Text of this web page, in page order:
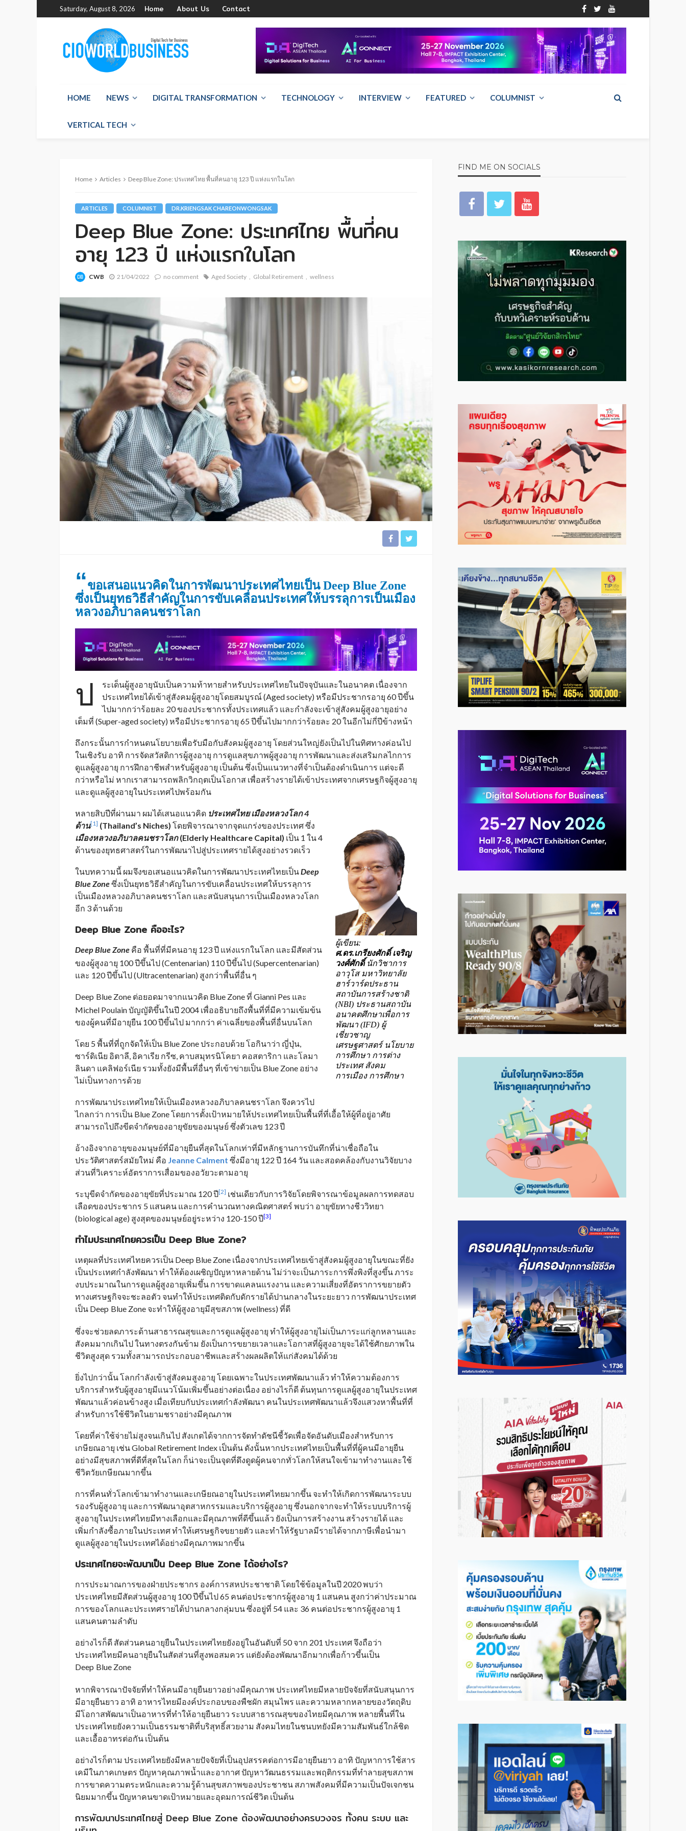
Saturday, August 8, 2026 Home About Us Contact
HOME NEWS DIGITAL TRANSFORMATION TECHNOLOGY INTERVIEW FEATURED COLUMNIST
VERTICAL TECH
Home Articles Deep Blue Zone: ประเทศไทย พื้นที่คนอายุ 123 ปี แห่งแรกในโลก
ARTICLES COLUMNIST DR.KRIENGSAK CHAREONWONGSAK
Deep Blue Zone: ประเทศไทย พื้นที่คน
อายุ 123 ปี แห่งแรกในโลก
CWB 21/04/2022 no comment Aged Society Global Retirement wellness
“ขอเสนอแนวคิดในการพัฒนาประเทศไทยเป็น Deep Blue Zone
ซึ่งเป็นยุทธวิธีสำคัญในการขับเคลื่อนประเทศให้บรรลุการเป็นเมือง
หลวงอภิบาลคนชราโลก
ป
ระเด็นผู้สูงอายุนับเป็นความท้าทายสำหรับประเทศไทยในปัจจุบันและในอนาคต เนื่องจาก
ประเทศไทยได้เข้าสู่สังคมผู้สูงอายุโดยสมบูรณ์ (Aged society) หรือมีประชากรอายุ 60 ปีขึ้น
ไปมากกว่าร้อยละ 20 ของประชากรทั้งประเทศแล้ว และกำลังจะเข้าสู่สังคมผู้สูงอายุอย่าง
เต็มที่ (Super-aged society) หรือมีประชากรอายุ 65 ปีขึ้นไปมากกว่าร้อยละ 20 ในอีกไม่กี่ปีข้างหน้า
ถึงกระนั้นการกำหนดนโยบายเพื่อรับมือกับสังคมผู้สูงอายุ โดยส่วนใหญ่ยังเป็นไปในทิศทางค่อนไป
ในเชิงรับ อาทิ การจัดสวัสดิการผู้สูงอายุ การดูแลสุขภาพผู้สูงอายุ การพัฒนาและส่งเสริมกลไกการ
ดูแลผู้สูงอายุ การฝึกอาชีพสำหรับผู้สูงอายุ เป็นต้น ซึ่งเป็นแนวทางที่จำเป็นต้องดำเนินการ แต่จะดี
กว่าหรือไม่ หากเราสามารถพลิกวิกฤตเป็นโอกาส เพื่อสร้างรายได้เข้าประเทศจากเศรษฐกิจผู้สูงอายุ
และดูแลผู้สูงอายุในประเทศไปพร้อมกัน
ผู้เขียน:
ศ.ดร.เกรียงศักดิ์ เจริญ
วงศ์ศักดิ์นักวิชาการ
อาวุโส มหาวิทยาลัย
ฮาร์วาร์ดประธาน
สถาบันการสร้างชาติ
(NBI) ประธานสถาบัน
อนาคตศึกษาเพื่อการ
พัฒนา (IFD) ผู้
เชี่ยวชาญ
เศรษฐศาสตร์ นโยบาย
การศึกษา การต่าง
ประเทศ สังคม
การเมือง การศึกษา
หลายสิบปีที่ผ่านมา ผมได้เสนอแนวคิด ประเทศไทย เมืองหลวงโลก 4
ด้าน[1] (Thailand’s Niches) โดยพิจารณาจากจุดแกร่งของประเทศ ซึ่ง
เมืองหลวงอภิบาลคนชราโลก(Elderly Healthcare Capital) เป็น 1 ใน 4
ด้านของยุทธศาสตร์ในการพัฒนาไปสู่ประเทศรายได้สูงอย่างรวดเร็ว
ในบทความนี้ ผมจึงขอเสนอแนวคิดในการพัฒนาประเทศไทยเป็นDeep
Blue Zoneซึ่งเป็นยุทธวิธีสำคัญในการขับเคลื่อนประเทศให้บรรลุการ
เป็นเมืองหลวงอภิบาลคนชราโลก และสนับสนุนการเป็นเมืองหลวงโลก
อีก 3 ด้านด้วย
Deep Blue Zone คืออะไร?
Deep_ Blue Zone คือ พื้นที่ที่มีคนอายุ 123 ปี แห่งแรกในโลก และมีสัดส่วน
ของผู้สูงอายุ 100 ปีขึ้นไป (Centenarian) 110 ปีขึ้นไป (Supercentenarian)
และ 120 ปีขึ้นไป (Ultracentenarian) สูงกว่าพื้นที่อื่น ๆ
Deep Blue Zone ต่อยอดมาจากแนวคิด Blue Zone ที่ Gianni Pes และ
Michel Poulain บัญญัติขึ้นในปี 2004 เพื่ออธิบายถึงพื้นที่ที่มีความเข้มข้น
ของผู้คนที่มีอายุยืน 100 ปีขึ้นไป มากกว่า ค่าเฉลี่ยของพื้นที่อื่นบนโลก
โดย 5 พื้นที่ที่ถูกจัดให้เป็น Blue Zone ประกอบด้วย โอกินาว่า ญี่ปุ่น,
ซาร์ดิเนีย อิตาลี, อิคาเรีย กรีซ, คาบสมุทรนิโคยา คอสตาริกา และโลมา
ลินดา แคลิฟอร์เนีย รวมทั้งยังมีพื้นที่อื่นๆ ที่เข้าข่ายเป็น Blue Zone อย่าง
ไม่เป็นทางการด้วย
การพัฒนาประเทศไทยให้เป็นเมืองหลวงอภิบาลคนชราโลก จึงควรไป
ไกลกว่า การเป็น Blue Zone โดยการตั้งเป้าหมายให้ประเทศไทยเป็นพื้นที่ที่เอื้อให้ผู้ที่อยู่อาศัย
สามารถไปถึงขีดจำกัดของอายุขัยของมนุษย์ ซึ่งตัวเลข 123 ปี
อ้างอิงจากอายุของมนุษย์ที่มีอายุยืนที่สุดในโลกเท่าที่มีหลักฐานการบันทึกที่น่าเชื่อถือใน
ประวัติศาสตร์สมัยใหม่ คือ Jeanne Calment ซึ่งมีอายุ 122 ปี 164 วัน และสอดคล้องกับงานวิจัยบาง
ส่วนที่วิเคราะห์อัตราการเสื่อมของอวัยวะตามอายุ
ระบุขีดจำกัดของอายุขัยที่ประมาณ 120 ปี[2] เช่นเดียวกับการวิจัยโดยพิจารณาข้อมูลผลการทดสอบ
เลือดของประชากร 5 แสนคน และการคำนวณทางคณิตศาสตร์ พบว่า อายุขัยทางชีววิทยา
(biological age) สูงสุดของมนุษย์อยู่ระหว่าง 120-150 ปี[3]
ทำไมประเทศไทยควรเป็น Deep Blue Zone?
เหตุผลที่ประเทศไทยควรเป็น Deep Blue Zone เนื่องจากประเทศไทยเข้าสู่สังคมผู้สูงอายุในขณะที่ยัง
เป็นประเทศกำลังพัฒนา ทำให้ต้องเผชิญปัญหาหลายด้าน ไม่ว่าจะเป็นภาระการพึ่งพิงที่สูงขึ้น ภาระ
งบประมาณในการดูแลผู้สูงอายุเพิ่มขึ้น การขาดแคลนแรงงาน และความเสี่ยงที่อัตราการขยายตัว
ทางเศรษฐกิจจะชะลอตัว จนทำให้ประเทศติดกับดักรายได้ปานกลางในระยะยาว การพัฒนาประเทศ
เป็น Deep Blue Zone จะทำให้ผู้สูงอายุมีสุขสภาพ (wellness) ที่ดี
ซึ่งจะช่วยลดภาระด้านสาธารณสุขและการดูแลผู้สูงอายุ ทำให้ผู้สูงอายุไม่เป็นภาระแก่ลูกหลานและ
สังคมมากเกินไป ในทางตรงกันข้าม ยังเป็นการขยายเวลาและโอกาสที่ผู้สูงอายุจะได้ใช้ศักยภาพใน
ชีวิตสูงสุด รวมทั้งสามารถประกอบอาชีพและสร้างผลผลิตให้แก่สังคมได้ด้วย
ยิ่งไปกว่านั้น โลกกำลังเข้าสู่สังคมสูงอายุ โดยเฉพาะในประเทศพัฒนาแล้ว ทำให้ความต้องการ
บริการสำหรับผู้สูงอายุมีแนวโน้มเพิ่มขึ้นอย่างต่อเนื่อง อย่างไรก็ดี ต้นทุนการดูแลผู้สูงอายุในประเทศ
พัฒนาแล้วค่อนข้างสูง เมื่อเทียบกับประเทศกำลังพัฒนา คนในประเทศพัฒนาแล้วจึงแสวงหาพื้นที่ที่
สำหรับการใช้ชีวิตในยามชราอย่างมีคุณภาพ
โดยที่ค่าใช้จ่ายไม่สูงจนเกินไป สังเกตได้จากการจัดทำดัชนีชี้วัดเพื่อจัดอันดับเมืองสำหรับการ
เกษียณอายุ เช่น Global Retirement Index เป็นต้น ดังนั้นหากประเทศไทยเป็นพื้นที่ที่ผู้คนมีอายุยืน
อย่างมีสุขสภาพที่ดีที่สุดในโลก ก็น่าจะเป็นจุดที่ดึงดูดผู้คนจากทั่วโลกให้สนใจเข้ามาทำงานและใช้
ชีวิตวัยเกษียณมากขึ้น
การที่คนทั่วโลกเข้ามาทำงานและเกษียณอายุในประเทศไทยมากขึ้น จะทำให้เกิดการพัฒนาระบบ
รองรับผู้สูงอายุ และการพัฒนาอุตสาหกรรมและบริการผู้สูงอายุ ซึ่งนอกจากจะทำให้ระบบบริการผู้
สูงอายุในประเทศไทยมีทางเลือกและมีคุณภาพที่ดีขึ้นแล้ว ยังเป็นการสร้างงาน สร้างรายได้ และ
เพิ่มกำลังซื้อภายในประเทศ ทำให้เศรษฐกิจขยายตัว และทำให้รัฐบาลมีรายได้จากภาษีเพื่อนำมา
ดูแลผู้สูงอายุในประเทศได้อย่างมีคุณภาพมากขึ้น
ประเทศไทยจะพัฒนาเป็น Deep Blue Zone ได้อย่างไร?
การประมาณการของฝ่ายประชากร องค์การสหประชาชาติ โดยใช้ข้อมูลในปี 2020 พบว่า
ประเทศไทยมีสัดส่วนผู้สูงอายุ 100 ปีขึ้นไป 65 คนต่อประชากรผู้สูงอายุ 1 แสนคน สูงกว่าค่าประมาณ
การของโลกและประเทศรายได้ปานกลางกลุ่มบน ซึ่งอยู่ที่ 54 และ 36 คนต่อประชากรผู้สูงอายุ 1
แสนคนตามลำดับ
อย่างไรก็ดี สัดส่วนคนอายุยืนในประเทศไทยยังอยู่ในอันดับที่ 50 จาก 201 ประเทศ จึงถือว่า
ประเทศไทยมีคนอายุยืนในสัดส่วนที่สูงพอสมควร แต่ยังต้องพัฒนาอีกมากเพื่อก้าวขึ้นเป็น
Deep Blue Zone
หากพิจารณาปัจจัยที่ทำให้คนมีอายุยืนยาวอย่างมีคุณภาพ ประเทศไทยมีหลายปัจจัยที่สนับสนุนการ
มีอายุยืนยาว อาทิ อาหารไทยมีองค์ประกอบของพืชผัก สมุนไพร และความหลากหลายของวัตถุดิบ
มีโอกาสพัฒนาเป็นอาหารที่ทำให้อายุยืนยาว ระบบสาธารณสุขของไทยมีคุณภาพ หลายพื้นที่ใน
ประเทศไทยยังความเป็นธรรมชาติที่บริสุทธิ์สวยงาม สังคมไทยในชนบทยังมีความสัมพันธ์ใกล้ชิด
และเอื้ออาทรต่อกัน เป็นต้น
อย่างไรก็ตาม ประเทศไทยยังมีหลายปัจจัยที่เป็นอุปสรรคต่อการมีอายุยืนยาว อาทิ ปัญหาการใช้สาร
เคมีในภาคเกษตร ปัญหาคุณภาพน้ำและอากาศ ปัญหาวัฒนธรรมและพฤติกรรมที่ทำลายสุขสภาพ
การขาดความตระหนักและความรู้ด้านสุขสภาพของประชาชน สภาพสังคมที่มีความเป็นปัจเจกชน
นิยมมากขึ้น ปัญหาคนขาดเป้าหมายและอุดมการณ์ชีวิต เป็นต้น
การพัฒนาประเทศไทยสู่ Deep Blue Zone ต้องพัฒนาอย่างครบวงจร ทั้งคน ระบบ และ
FIND ME ON SOCIALS